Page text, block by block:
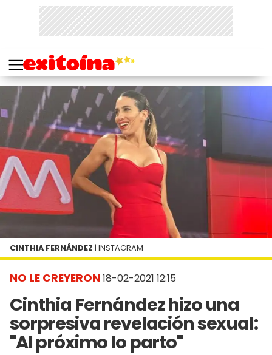
NO LE CREYERON 18-02-2021 12:15
Cinthia Fernández hizo una
sorpresiva revelación sexual:
"Al próximo lo parto"
CINTHIA FERNÁNDEZ | INSTAGRAM